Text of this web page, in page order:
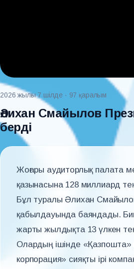
2026 жылғы 7 шілде · 97 қаралым
Әлихан Смайылов
берді
Жоғары аудиторлық палата
қазынасына 128 миллиард
Бұл туралы Әлихан
қабылдауында баяндады.
жарты жылдықта 13 үлкен
Олардың ішінде «Қазпошта»
корпорация» сияқты ірі